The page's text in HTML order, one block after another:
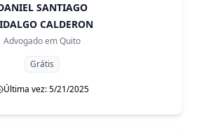
SANTIAGO
CALDERON
Advogado emQuito
Grátis
Última vez: 5/21/2025